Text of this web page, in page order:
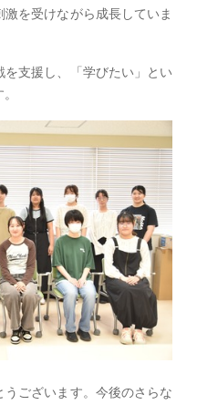
を受けながら成長していま
支援し、「学びたい」とい
ございます。今後のさらな